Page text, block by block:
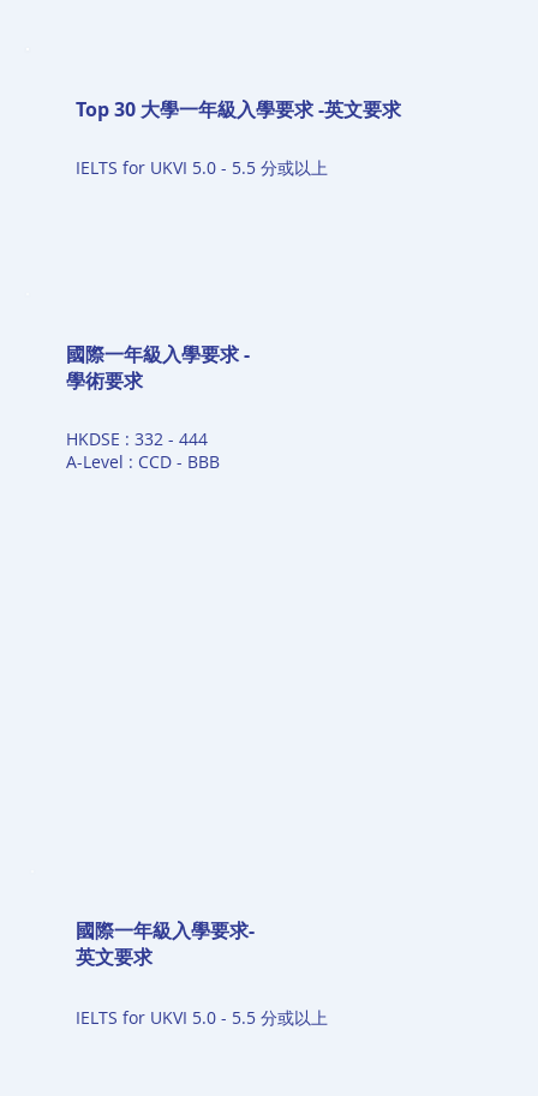
國際一年級入學要求-
英文要求
IELTS for UKVI 5.0 - 5.5 分或以上
國際一年級入學要求 -​
學術要求
HKDSE : 332 - 444
A-Level : CCD - BBB
Top 30 大學一年級入學要求 -英文要求
IELTS for UKVI 5.0 - 5.5 分或以上